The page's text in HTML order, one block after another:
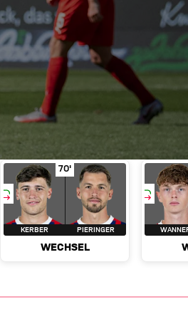
Comanin Spielminute 63'
Wechsel Kerber für
KERBER PIERINGER
WECHSEL
70'